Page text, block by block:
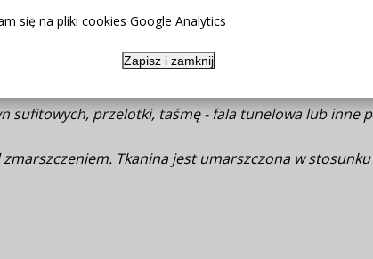
się na pliki cookies Google Analytics
Zapisz i zamknij
marszczącej, którą zawiesisz za pomocą
sufitowych, przelotki, taśmę - fala tunelowa lub inne
Tkanina jest umarszczona w stosunku